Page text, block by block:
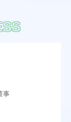
事